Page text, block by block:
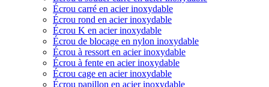
Écrou carré en acier inoxydable
Écrou rond en acier inoxydable
Écrou K en acier inoxydable
Écrou de blocage en nylon inoxydable
Écrou à ressort en acier inoxydable
Écrou à fente en acier inoxydable
Écrou cage en acier inoxydable
Écrou papillon en acier inoxydable